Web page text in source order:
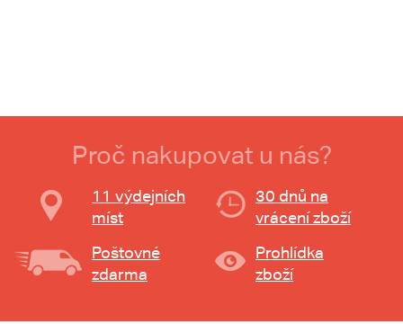
Proč nakupovat u nás?
11 výdejních
míst
30 dnů na
vrácení zboží
Poštovné
zdarma
Prohlídka
zboží